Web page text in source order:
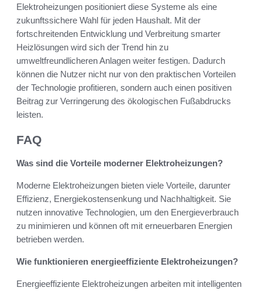
Elektroheizungen positioniert diese Systeme als eine
zukunftssichere Wahl für jeden Haushalt. Mit der
fortschreitenden Entwicklung und Verbreitung smarter
Heizlösungen wird sich der Trend hin zu
umweltfreundlicheren Anlagen weiter festigen. Dadurch
können die Nutzer nicht nur von den praktischen Vorteilen
der Technologie profitieren, sondern auch einen positiven
Beitrag zur Verringerung des ökologischen Fußabdrucks
leisten.
FAQ
Was sind die Vorteile moderner Elektroheizungen?
Moderne Elektroheizungen bieten viele Vorteile, darunter
Effizienz, Energiekostensenkung und Nachhaltigkeit. Sie
nutzen innovative Technologien, um den Energieverbrauch
zu minimieren und können oft mit erneuerbaren Energien
betrieben werden.
Wie funktionieren energieeffiziente Elektroheizungen?
Energieeffiziente Elektroheizungen arbeiten mit intelligenten